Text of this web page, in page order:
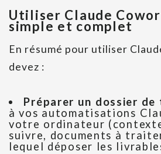
Utiliser Claude
simple et complet
En résumé pour utiliser
devez :
Préparer un dossier de
à vos automatisations
votre ordinateur
suivre, documents à
lequel déposer les